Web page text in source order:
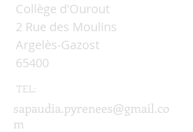
Collège d'Ourout
2 Rue des Moulins
Argelès-Gazost
65400
TEL:
sapaudia.pyrenees@gmail.co
m